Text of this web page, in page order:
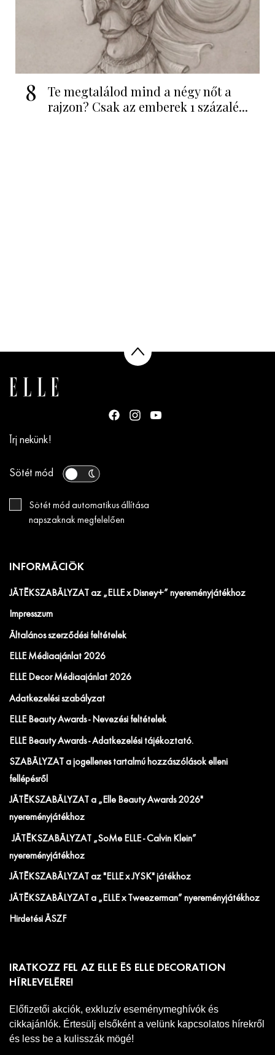
8
Te megtalálod mind a négy nőt a
rajzon? Csak az emberek 1 százalé...
Írj nekünk!
Sötét mód
Sötét mód automatikus állítása
napszaknak megfelelően
INFORMÁCIÓK
JÁTÉKSZABÁLYZAT az „ELLE x Disney+” nyereményjátékhoz
Impresszum
Általános szerződési feltételek
ELLE Médiaajánlat 2026
ELLE Decor Médiaajánlat 2026
Adatkezelési szabályzat
ELLE Beauty Awards - Nevezési feltételek
ELLE Beauty Awards - Adatkezelési tájékoztató.
SZABÁLYZAT a jogellenes tartalmú hozzászólások elleni
fellépésről
JÁTÉKSZABÁLYZAT a „Elle Beauty Awards 2026"
nyereményjátékhoz
JÁTÉKSZABÁLYZAT „SoMe ELLE - Calvin Klein”
nyereményjátékhoz
JÁTÉKSZABÁLYZAT az "ELLE x JYSK" játékhoz
JÁTÉKSZABÁLYZAT a „ELLE x Tweezerman” nyereményjátékhoz
Hirdetési ÁSZF
IRATKOZZ FEL AZ ELLE ÉS ELLE DECORATION
HÍRLEVELÉRE!
Előfizetői akciók, exkluzív eseménymeghívók és
cikkajánlók. Értesülj elsőként a velünk kapcsolatos hírekről
és less be a kulisszák mögé!